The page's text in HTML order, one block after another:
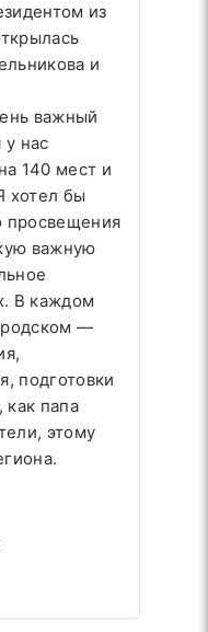
из
и
важный
нас
140 мест и
хотел бы
просвещения
важную
В каждом
—
подготовки
папа
этому